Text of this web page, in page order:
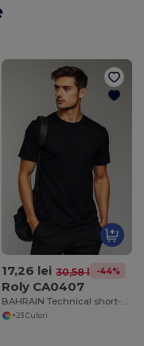
17,26 lei 30,58 lei-44%
Roly CA0407
BAHRAIN Technical short-sleeve raglan t-shirt
+23 Culori